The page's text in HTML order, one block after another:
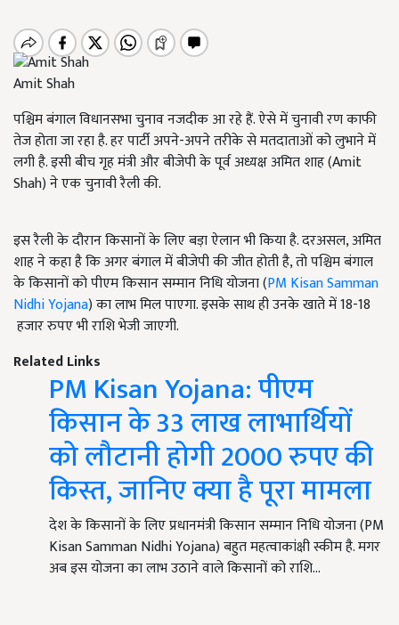
Amit Shah
पश्चिम बंगाल विधानसभा चुनाव नजदीक आ रहे हैं. ऐसे में चुनावी रण काफी
तेज होता जा रहा है. हर पार्टी अपने-अपने तरीके से मतदाताओं को लुभाने में
लगी है. इसी बीच गृह मंत्री और बीजेपी के पूर्व अध्यक्ष अमित शाह (Amit
Shah) ने एक चुनावी रैली की.
इस रैली के दौरान किसानों के लिए बड़ा ऐलान भी किया है. दरअसल, अमित
शाह ने कहा है कि अगर बंगाल में बीजेपी की जीत होती है, तो पश्चिम बंगाल
के किसानों को पीएम किसान सम्मान निधि योजना (PM Kisan Samman
Nidhi Yojana) का लाभ मिल पाएगा. इसके साथ ही उनके खाते में 18-18
हजार रुपए भी राशि भेजी जाएगी.
Related Links
PM Kisan Yojana: पीएम
किसान के 33 लाख लाभार्थियों
को लौटानी होगी 2000 रुपए की
किस्त, जानिए क्या है पूरा मामला
देश के किसानों के लिए प्रधानमंत्री किसान सम्मान निधि योजना (PM
Kisan Samman Nidhi Yojana) बहुत महत्वाकांक्षी स्कीम है. मगर
अब इस योजना का लाभ उठाने वाले किसानों को राशि…